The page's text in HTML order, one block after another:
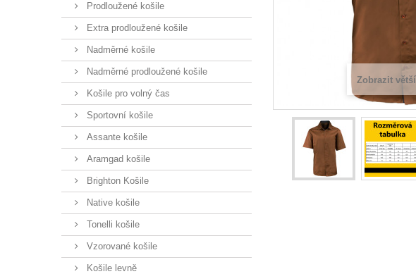
Prodloužené košile
Extra prodloužené košile
Nadměrné košile
Nadměrné prodloužené košile
Košile pro volný čas
Sportovní košile
Assante košile
Aramgad košile
Brighton Košile
Native košile
Tonelli košile
Vzorované košile
Košile levně
Zobrazit větší